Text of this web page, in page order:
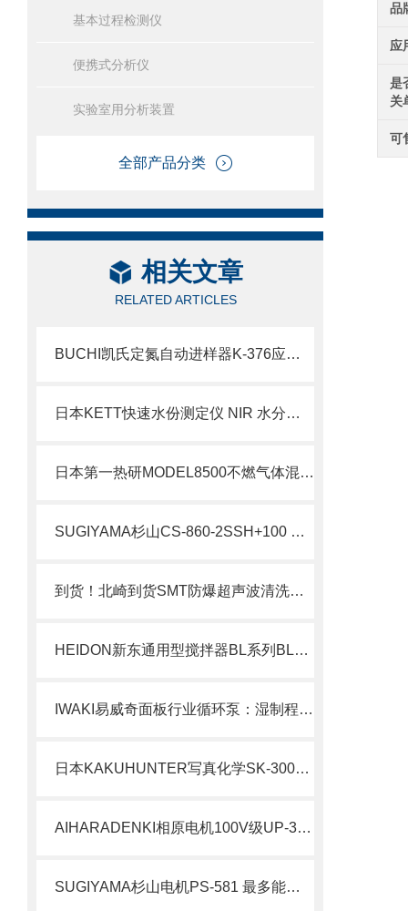
基本过程检测仪
便携式分析仪
实验室用分析装置
全部产品分类
相关文章
RELATED ARTICLES
BUCHI凯氏定氮自动进样器K-376应用与特点
日本KETT快速水份测定仪 NIR 水分分析仪 KB-30
日本第一热研MODEL8500不燃气体混合器北崎热卖
SUGIYAMA杉山CS-860-2SSH+100 自动换箱装置
到货！北崎到货SMT防爆超声波清洗机SC-650F
HEIDON新东通用型搅拌器BL系列BL1200SAF
IWAKI易威奇面板行业循环泵：湿制程中的稳定输送心脏
日本KAKUHUNTER写真化学SK-300TVS-A带真空装置的搅拌脱泡装置北崎有售
AIHARADENKI相原电机100V级UP-3KN
SUGIYAMA杉山电机PS-581 最多能够保存 500 个异常及计数器输出等履历
品
应
是
关
可